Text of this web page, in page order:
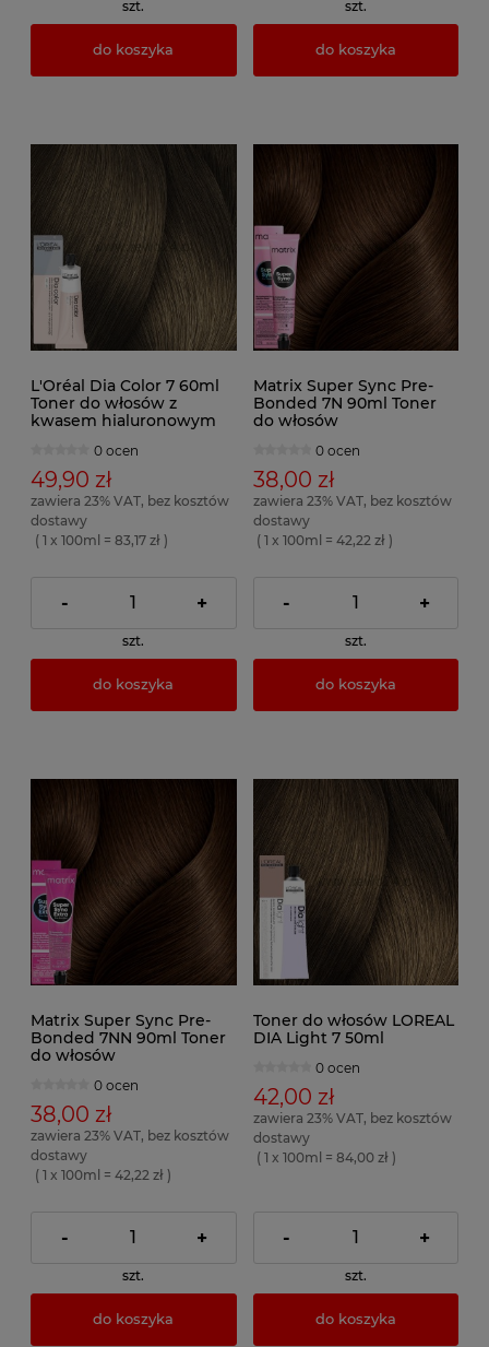
szt.
do koszyka
szt.
do koszyka
L'Oréal Dia Color 7 60ml
Toner do włosów z
kwasem hialuronowym
0 ocen
49,90 zł
zawiera 23% VAT, bez kosztów
dostawy
( 1 x 100ml = 83,17 zł )
- +
szt.
do koszyka
Matrix Super Sync Pre-
Bonded 7N 90ml Toner
do włosów
0 ocen
38,00 zł
zawiera 23% VAT, bez kosztów
dostawy
( 1 x 100ml = 42,22 zł )
- +
szt.
do koszyka
Matrix Super Sync Pre-
Bonded 7NN 90ml Toner
do włosów
0 ocen
38,00 zł
zawiera 23% VAT, bez kosztów
dostawy
( 1 x 100ml = 42,22 zł )
- +
szt.
do koszyka
Toner do włosów LOREAL
DIA Light 7 50ml
0 ocen
42,00 zł
zawiera 23% VAT, bez kosztów
dostawy
( 1 x 100ml = 84,00 zł )
- +
szt.
do koszyka